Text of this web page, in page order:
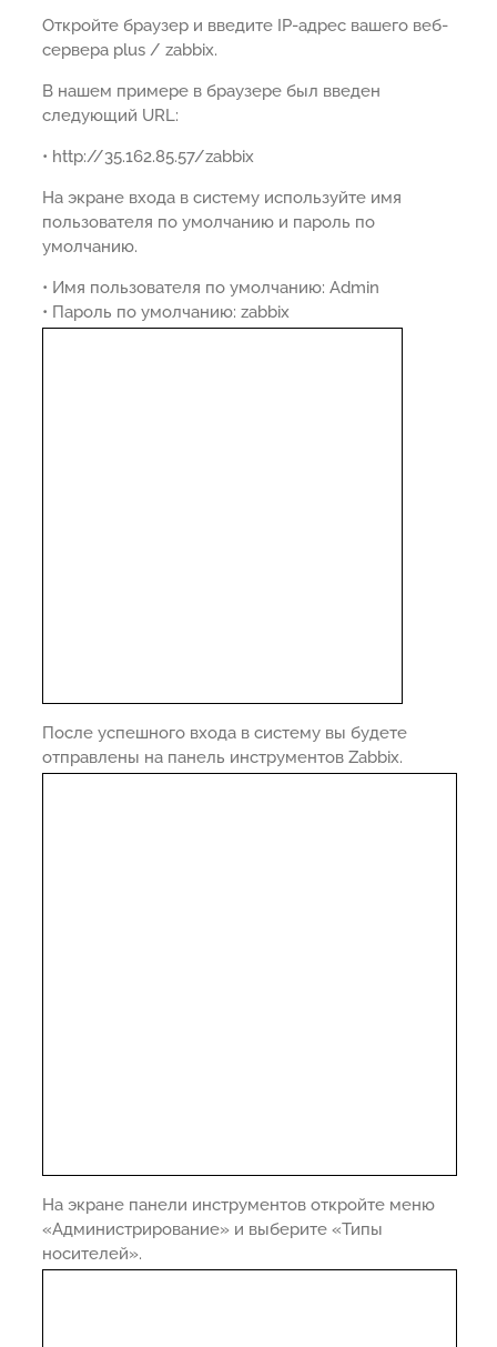
Откройте браузер и введите IP-адрес вашего веб-
сервера plus / zabbix.
В нашем примере в браузере был введен
следующий URL:
• http://35.162.85.57/zabbix
На экране входа в систему используйте имя
пользователя по умолчанию и пароль по
умолчанию.
• Имя пользователя по умолчанию: Admin
• Пароль по умолчанию: zabbix
После успешного входа в систему вы будете
отправлены на панель инструментов Zabbix.
На экране панели инструментов откройте меню
«Администрирование» и выберите «Типы
носителей».